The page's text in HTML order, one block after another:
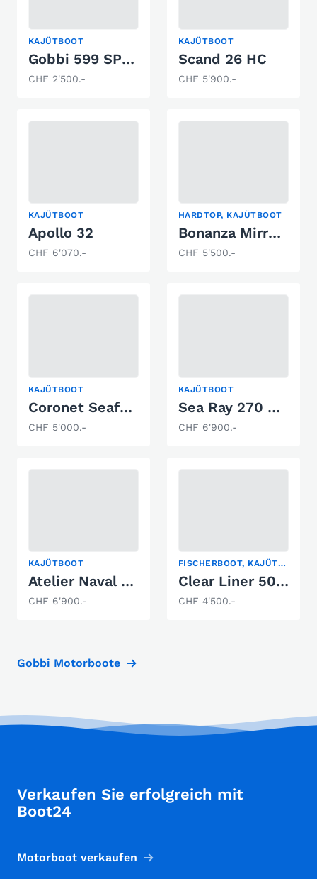
KAJÜTBOOT
Gobbi 599 SPEZIAL
CHF 2'500.-
KAJÜTBOOT
Scand 26 HC
CHF 5'900.-
KAJÜTBOOT
Apollo 32
CHF 6'070.-
HARDTOP, KAJÜTBOOT
Bonanza Mirro Marine Bonanza 216
CHF 5'500.-
KAJÜTBOOT
Coronet Seafarer
CHF 5'000.-
KAJÜTBOOT
Sea Ray 270 Sundancer
CHF 6'900.-
KAJÜTBOOT
Atelier Naval Marine Cruiser
CHF 6'900.-
FISCHERBOOT, KAJÜTBOOT, MOTORBOOT-KLASSIKER
Clear Liner 500 Cabin
CHF 4'500.-
Gobbi Motorboote
Verkaufen Sie erfolgreich mit
Boot24
Motorboot verkaufen